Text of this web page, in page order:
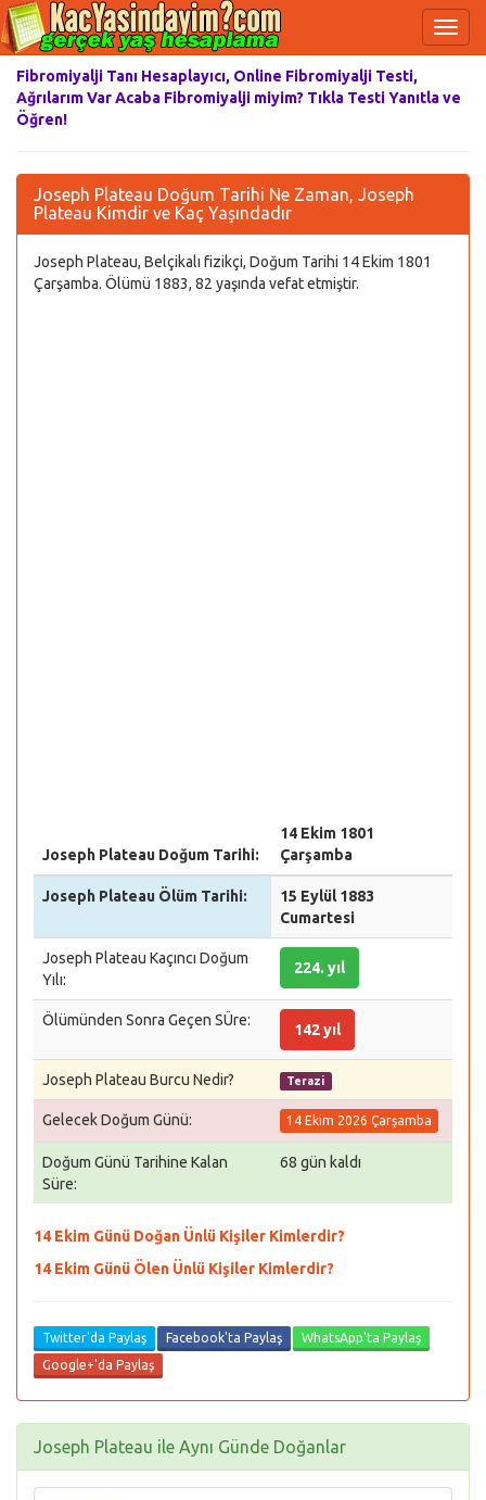
Fibromiyalji Tanı Hesaplayıcı, Online Fibromiyalji Testi,
Ağrılarım Var Acaba Fibromiyalji miyim? Tıkla Testi Yanıtla ve
Öğren!
Joseph Plateau Doğum Tarihi Ne Zaman, Joseph
Plateau Kimdir ve Kaç Yaşındadır
Joseph Plateau, Belçikalı fizikçi, Doğum Tarihi 14 Ekim 1801
Çarşamba. Ölümü 1883, 82 yaşında vefat etmiştir.
Joseph Plateau Doğum Tarihi:
14 Ekim 1801
Çarşamba
Joseph Plateau Ölüm Tarihi:
15 Eylül 1883
Cumartesi
Joseph Plateau Kaçıncı Doğum
Yılı:
224. yıl
Ölümünden Sonra Geçen SÜre:
142 yıl
Joseph Plateau Burcu Nedir? Terazi
Gelecek Doğum Günü: 14 Ekim 2026 Çarşamba
Doğum Günü Tarihine Kalan
Süre:
68 gün kaldı
14 Ekim Günü Doğan Ünlü Kişiler Kimlerdir?
14 Ekim Günü Ölen Ünlü Kişiler Kimlerdir?
Twitter'da Paylaş Facebook'ta Paylaş
WhatsApp'ta Paylaş
Google+'da Paylaş
Joseph Plateau ile Aynı Günde Doğanlar